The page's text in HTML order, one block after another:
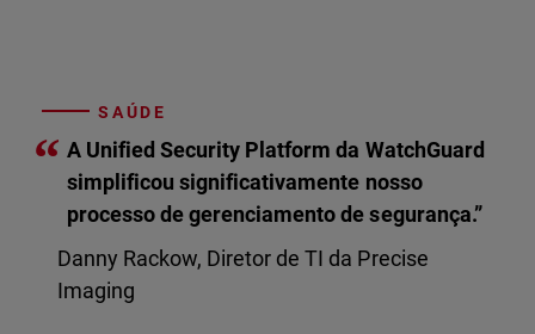
SAÚDE
“ A Unified Security Platform da WatchGuard
simplificou significativamente nosso
processo de gerenciamento de segurança.”
Danny Rackow, Diretor de TI da Precise
Imaging